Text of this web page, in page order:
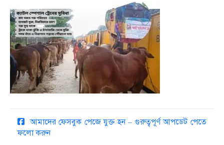
আমাদের ফেসবুক পেজে যুক্ত হন – গুরুত্বপূর্ণ আপডেট পেতে
ফলো করুন